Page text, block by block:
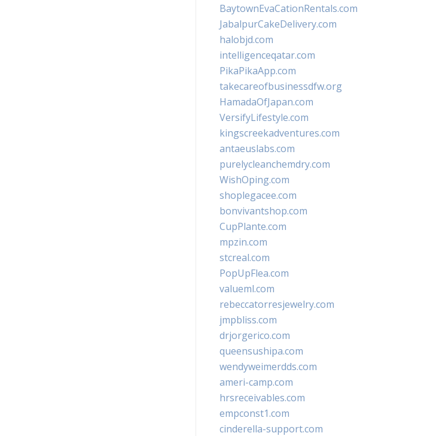
BaytownEvaCationRentals.com
JabalpurCakeDelivery.com
halobjd.com
intelligenceqatar.com
PikaPikaApp.com
takecareofbusinessdfw.org
HamadaOfJapan.com
VersifyLifestyle.com
kingscreekadventures.com
antaeuslabs.com
purelycleanchemdry.com
WishOping.com
shoplegacee.com
bonvivantshop.com
CupPlante.com
mpzin.com
stcreal.com
PopUpFlea.com
valueml.com
rebeccatorresjewelry.com
jmpbliss.com
drjorgerico.com
queensushipa.com
wendyweimerdds.com
ameri-camp.com
hrsreceivables.com
empconst1.com
cinderella-support.com